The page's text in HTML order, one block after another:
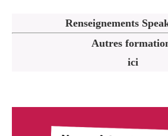
Renseignements
Autres
ici